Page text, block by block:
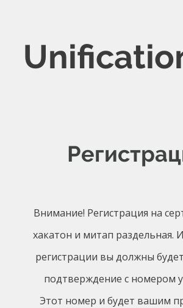
Внимание! Регистрация на
хакатон и митап раздельная.
регистрации вы должны
подтверждение с номером
Этот номер и будет вашим